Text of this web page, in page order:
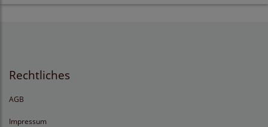
Rechtliches
AGB
Impressum